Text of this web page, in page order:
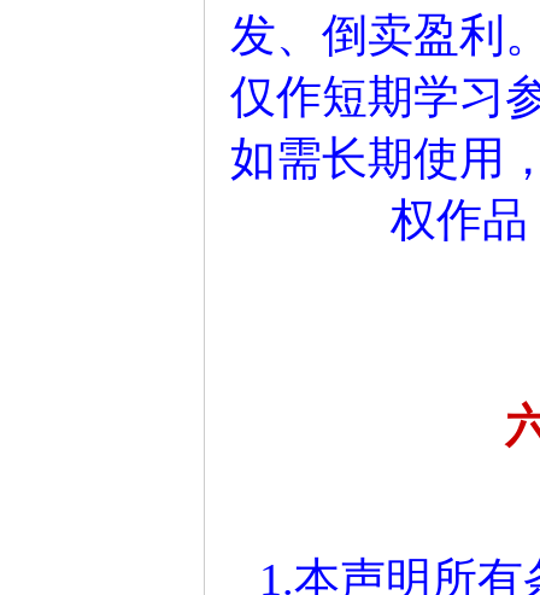
发、倒卖盈利
仅作短期学习
如需长期使用
权作
1.本声明所